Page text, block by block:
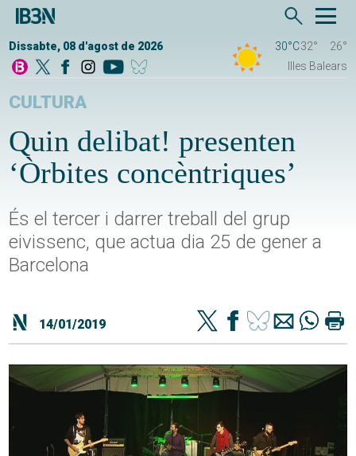
Dissabte, 08 d'agost de 2026 30°C32°
26°
Illes Balears
CULTURA
Quin delibat! presenten
‘Òrbites concèntriques’
És el tercer i darrer treball del grup
eivissenc, que actua dia 25 de gener a
Barcelona
14/01/2019